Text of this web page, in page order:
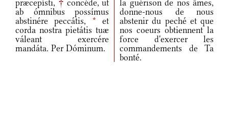
præcepísti, † concéde, ut
ab ómnibus possímus
abstinére peccátis, * et
corda nostra pietátis tuæ
váleant exercére
mandáta. Per Dóminum.
la guérison de nos âmes,
donne-nous de nous
abstenir du peché et que
nos coeurs obtiennent la
force d'exercer les
commandements de Ta
bonté.